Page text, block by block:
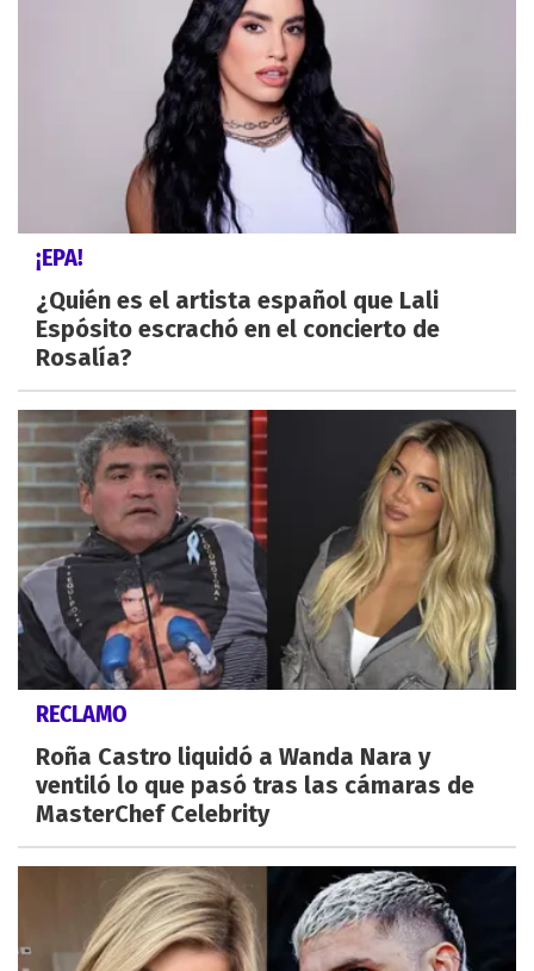
¡EPA!
¿Quién es el artista español que Lali
Espósito escrachó en el concierto de
Rosalía?
RECLAMO
Roña Castro liquidó a Wanda Nara y
ventiló lo que pasó tras las cámaras de
MasterChef Celebrity